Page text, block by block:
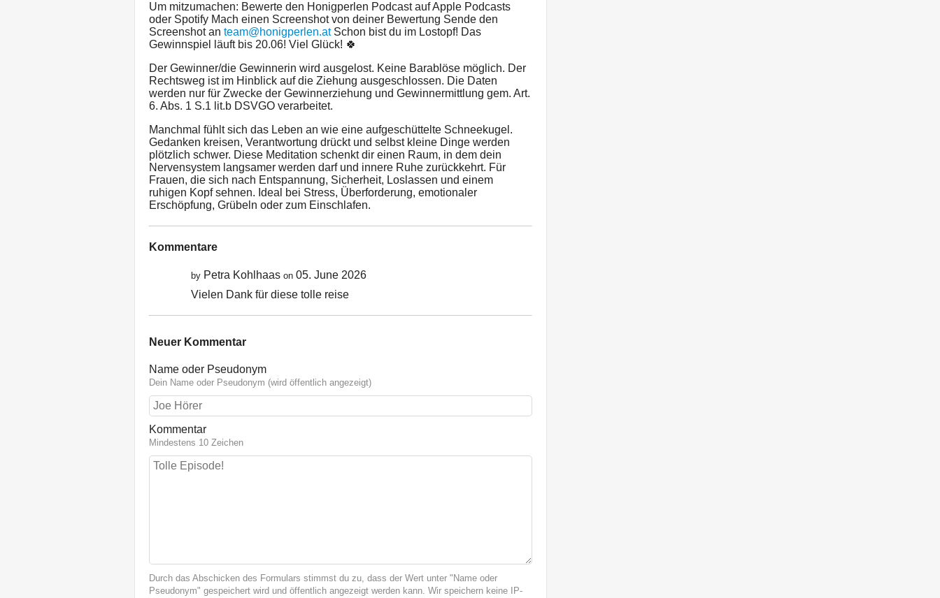
Um mitzumachen: Bewerte den Honigperlen Podcast auf Apple Podcasts
oder Spotify Mach einen Screenshot von deiner Bewertung Sende den
Screenshot an team@honigperlen.atSchon bist du im Lostopf! Das
Gewinnspiel läuft bis 20.06! Viel Glück! 🍀
Der Gewinner/die Gewinnerin wird ausgelost. Keine Barablöse möglich. Der
Rechtsweg ist im Hinblick auf die Ziehung ausgeschlossen. Die Daten
werden nur für Zwecke der Gewinnerziehung und Gewinnermittlung gem. Art.
6. Abs. 1 S.1 lit.b DSVGO verarbeitet.
Manchmal fühlt sich das Leben an wie eine aufgeschüttelte Schneekugel.
Gedanken kreisen, Verantwortung drückt und selbst kleine Dinge werden
plötzlich schwer. Diese Meditation schenkt dir einen Raum, in dem dein
Nervensystem langsamer werden darf und innere Ruhe zurückkehrt. Für
Frauen, die sich nach Entspannung, Sicherheit, Loslassen und einem
ruhigen Kopf sehnen. Ideal bei Stress, Überforderung, emotionaler
Erschöpfung, Grübeln oder zum Einschlafen.
Kommentare
by Petra Kohlhaas on 05. June 2026
Vielen Dank für diese tolle reise
Neuer Kommentar
Name oder Pseudonym
Dein Name oder Pseudonym (wird öffentlich angezeigt)
Kommentar
Mindestens 10 Zeichen
Durch das Abschicken des Formulars stimmst du zu, dass der Wert unter "Name oder
Pseudonym" gespeichert wird und öffentlich angezeigt werden kann. Wir speichern keine IP-